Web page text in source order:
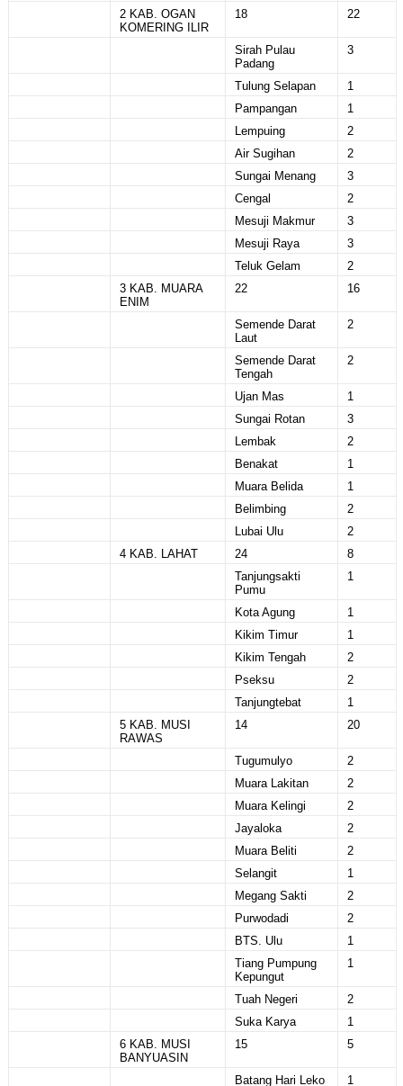
2 KAB. OGAN
KOMERING ILIR
18 22
Sirah Pulau
Padang
3
Tulung Selapan
1
Pampangan
1
Lempuing
2
Air Sugihan
2
Sungai Menang
3
Cengal
2
Mesuji Makmur
3
Mesuji Raya
3
Teluk Gelam
2
3 KAB. MUARA
ENIM
22 16
Semende Darat
Laut
2
Semende Darat
Tengah
2
Ujan Mas
1
Sungai Rotan
3
Lembak
2
Benakat
1
Muara Belida
1
Belimbing
2
Lubai Ulu
2
4 KAB. LAHAT
24
8
Tanjungsakti
Pumu
1
Kota Agung
1
Kikim Timur
1
Kikim Tengah
2
Pseksu
2
Tanjungtebat
1
5 KAB. MUSI
RAWAS
14 20
Tugumulyo
2
Muara Lakitan
2
Muara Kelingi
2
Jayaloka
2
Muara Beliti
2
Selangit
1
Megang Sakti
2
Purwodadi
2
BTS. Ulu
1
Tiang Pumpung
Kepungut
1
Tuah Negeri
2
Suka Karya
1
6 KAB. MUSI
BANYUASIN
15 5
Batang Hari Leko 1